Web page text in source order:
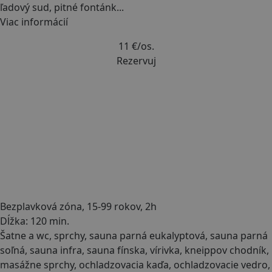
ľadový sud, pitné fontánk...
Viac informácií
11 €/os.
Rezervuj
Bezplavková zóna, 15-99 rokov, 2h
Dĺžka: 120 min.
Šatne a wc, sprchy, sauna parná eukalyptová, sauna parná
soľná, sauna infra, sauna fínska, vírivka, kneippov chodník,
masážne sprchy, ochladzovacia kaďa, ochladzovacie vedro,